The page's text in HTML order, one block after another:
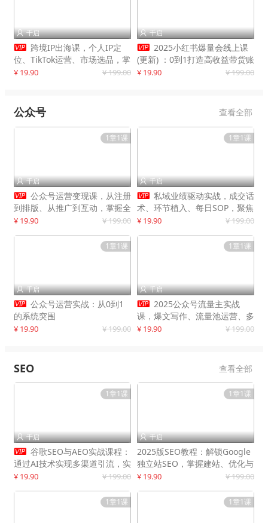
 千启
 跨境IP出海课，个人IP定
位、TikTok运营、市场选品，掌
握核心闭环，实现月入1万美金
¥ 19.90 ¥ 199.00
 千启
 2025小红书爆量会线上课
(更新) ：0到1打造高收益带货账
号，靠小红书带货年入100w？
¥ 19.90 ¥ 199.00
公众号 查看全部
1章1课
 千启
 公众号运营变现课，从注册
到排版、从推广到互动，掌握全
流程，开启个人品牌月入
¥ 19.90 ¥ 199.00
1章1课
 千启
 私域业绩驱动实战，成交话
术、环节植入、每日SOP，聚焦
增长，驱动营收持续突破
¥ 19.90 ¥ 199.00
1章1课
 千启
 公众号运营实战：从0到1
的系统突围
¥ 19.90 ¥ 199.00
1章1课
 千启
 2025公众号流量主实战
课，爆文写作、流量池运营、多
平台分发，新手日入千元月赚5
¥ 19.90 ¥ 199.00
SEO 查看全部
1章1课
 千启
 谷歌SEO与AEO实战课程：
通过AI技术实现多渠道引流，实
现网站流量增长300%
¥ 19.90 ¥ 199.00
1章1课
 千启
2025版SEO教程：解锁Google
独立站SEO，掌握建站、优化与
变现技巧
¥ 19.90 ¥ 199.00
1章1课 1章1课